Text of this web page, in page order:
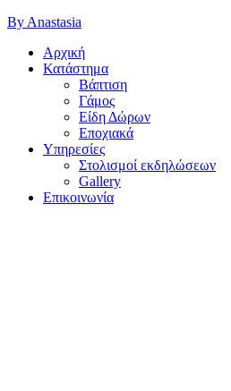
By Anastasia
Αρχική
Κατάστημα
Βάπτιση
Γάμος
Είδη Δώρων
Εποχιακά
Υπηρεσίες
Στολισμοί εκδηλώσεων
Gallery
Επικοινωνία